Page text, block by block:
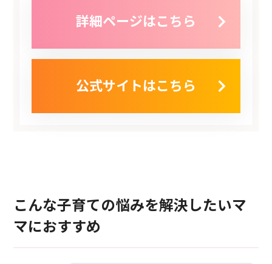
詳細ページはこちら
公式サイトはこちら
こんな子育ての悩みを解決したいマ
マにおすすめ